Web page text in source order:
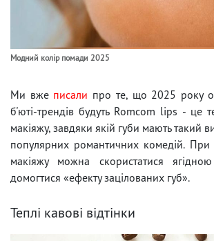
Модний колір помади 2025
Ми вже писали про те, що 2025 року
б'юті-трендів будуть Romcom lips - це
макіяжу, завдяки якій губи мають такий
популярних романтичних комедій. При
макіяжу можна скористатися
домогтися «ефекту зацілованих губ».
Теплі кавові відтінки